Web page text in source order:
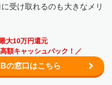
受け取れるのも大きなメリ
大10万円還元
額キャッシュバック！／
の窓口はこちら